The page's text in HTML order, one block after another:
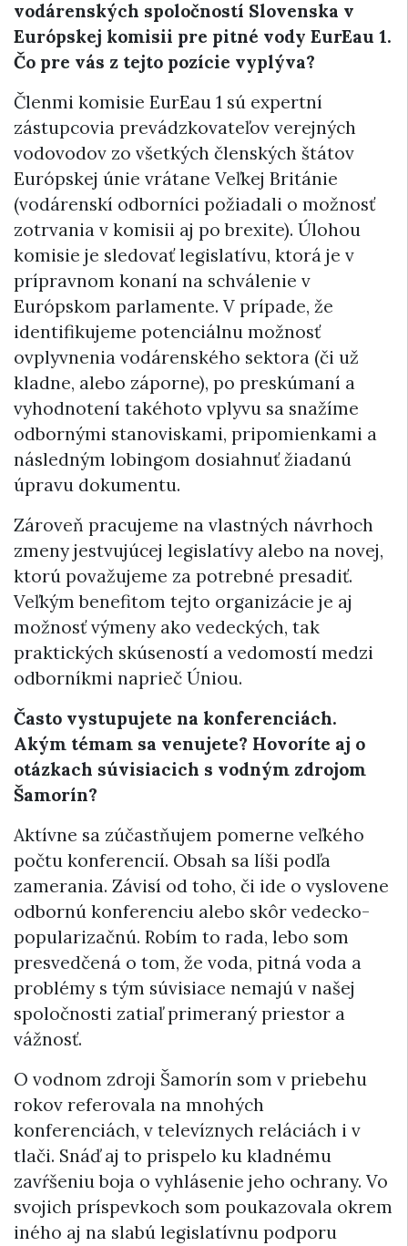
vodárenských spoločností Slovenska v
Európskej komisii pre pitné vody EurEau 1.
Čo pre vás z tejto pozície vyplýva?
Členmi komisie EurEau 1 sú expertní
zástupcovia prevádzkovateľov verejných
vodovodov zo všetkých členských štátov
Európskej únie vrátane Veľkej Británie
(vodárenskí odborníci požiadali o možnosť
zotrvania v komisii aj po brexite). Úlohou
komisie je sledovať legislatívu, ktorá je v
prípravnom konaní na schválenie v
Európskom parlamente. V prípade, že
identifikujeme potenciálnu možnosť
ovplyvnenia vodárenského sektora (či už
kladne, alebo záporne), po preskúmaní a
vyhodnotení takéhoto vplyvu sa snažíme
odbornými stanoviskami, pripomienkami a
následným lobingom dosiahnuť žiadanú
úpravu dokumentu.
Zároveň pracujeme na vlastných návrhoch
zmeny jestvujúcej legislatívy alebo na novej,
ktorú považujeme za potrebné presadiť.
Veľkým benefitom tejto organizácie je aj
možnosť výmeny ako vedeckých, tak
praktických skúseností a vedomostí medzi
odborníkmi naprieč Úniou.
Často vystupujete na konferenciách.
Akým témam sa venujete? Hovoríte aj o
otázkach súvisiacich s vodným zdrojom
Šamorín?
Aktívne sa zúčastňujem pomerne veľkého
počtu konferencií. Obsah sa líši podľa
zamerania. Závisí od toho, či ide o vyslovene
odbornú konferenciu alebo skôr vedecko-
popularizačnú. Robím to rada, lebo som
presvedčená o tom, že voda, pitná voda a
problémy s tým súvisiace nemajú v našej
spoločnosti zatiaľ primeraný priestor a
vážnosť.
O vodnom zdroji Šamorín som v priebehu
rokov referovala na mnohých
konferenciách, v televíznych reláciách i v
tlači. Snáď aj to prispelo ku kladnému
zavŕšeniu boja o vyhlásenie jeho ochrany. Vo
svojich príspevkoch som poukazovala okrem
iného aj na slabú legislatívnu podporu